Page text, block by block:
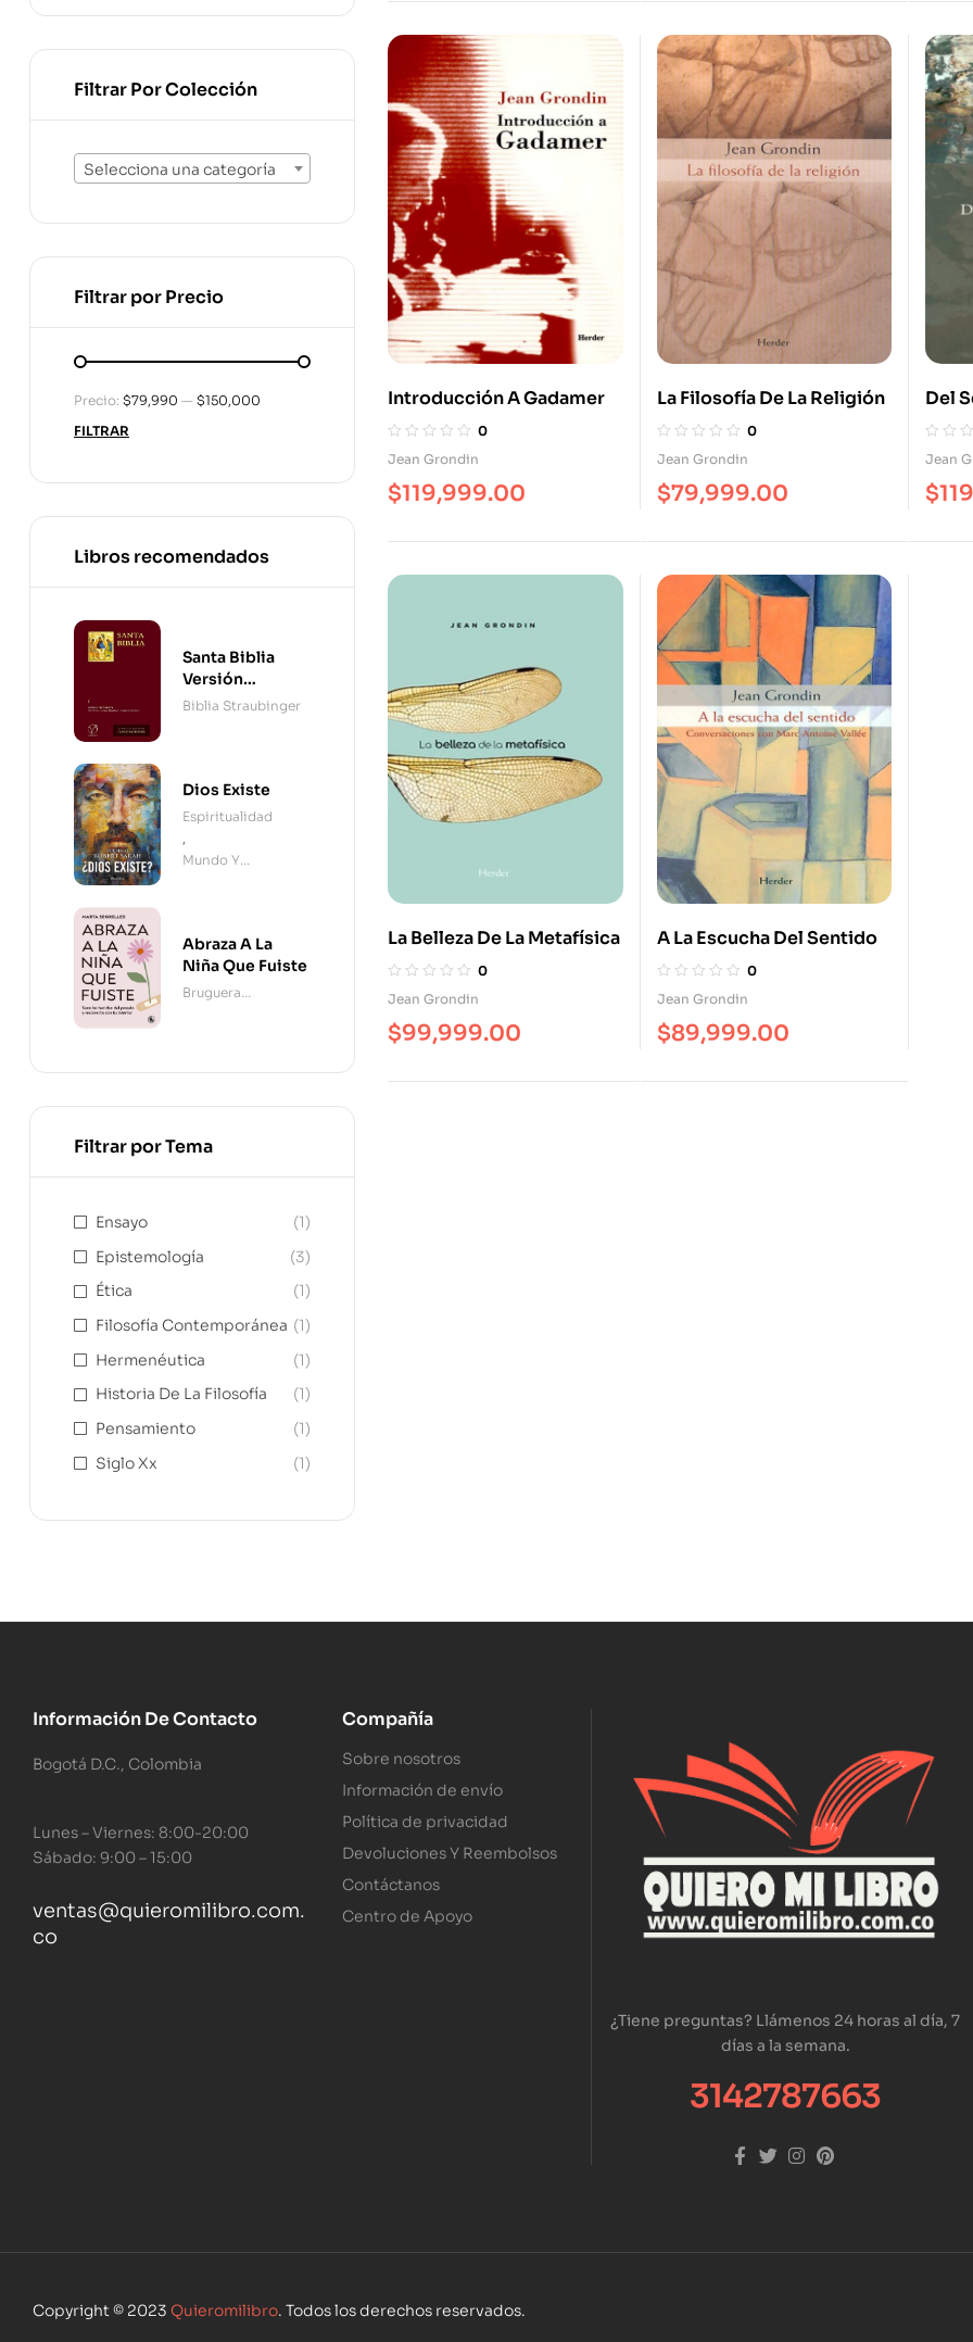
Introducción A Gadamer
0
Jean Grondin
$119,999.00
La Filosofía De La Religión
0
Jean Grondin
$79,999.00
Del
La
Jean
$
La Belleza De La Metafísica
0
Jean Grondin
$99,999.00
A La Escucha Del Sentido
0
Jean Grondin
$89,999.00
Filtrar Por Colección
Selecciona una categoría
Filtrar por Precio
FILTRAR
Precio: $79,990 — $150,000
Libros recomendados
Santa Biblia
Versión
Straubinger - 2
Biblia Straubinger
Dios Existe
Espiritualidad
,
Mundo Y
Abraza A La
Niña Que Fuiste
Bruguera
Filtrar por Tema
Ensayo
(1)
Epistemología
(3)
Ética
(1)
Filosofía Contemporánea (1)
Hermenéutica
(1)
Historia De La Filosofía
(1)
Pensamiento
(1)
Siglo Xx
(1)
Información De Contacto
Bogotá D.C., Colombia
Lunes – Viernes: 8:00-20:00
Sábado: 9:00 – 15:00
ventas@quieromilibro.com.
co
Compañía
Sobre nosotros
Información de envío
Política de privacidad
Devoluciones Y Reembolsos
Contáctanos
Centro de Apoyo
¿Tiene preguntas? Llámenos 24 horas al día, 7
días a la semana.
3142787663
Copyright © 2023 Quieromilibro. Todos los derechos reservados.